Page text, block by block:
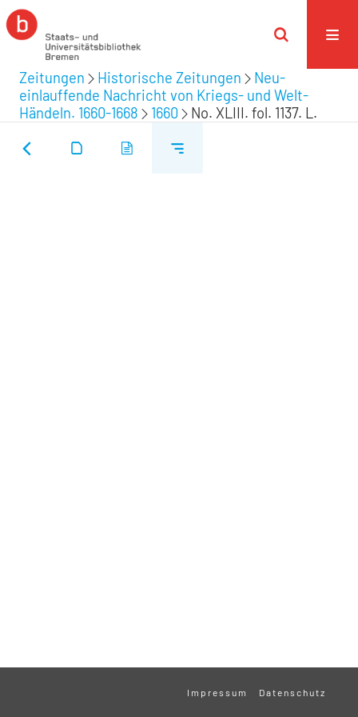
Zeitungen Historische Zeitungen
Neu-
einlauffende Nachricht von Kriegs- und Welt-
Händeln. 1660-1668
1660 No. XLIII. fol. 1137. L.
Impressum Datenschutz